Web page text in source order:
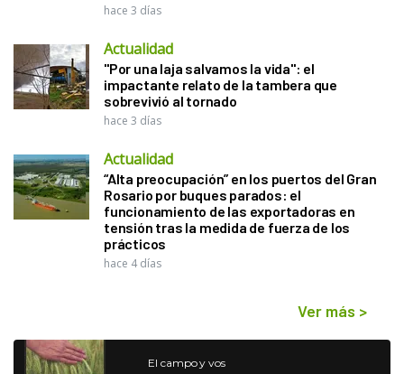
hace 3 días
Actualidad
"Por una laja salvamos la vida": el
impactante relato de la tambera que
sobrevivió al tornado
hace 3 días
Actualidad
“Alta preocupación” en los puertos del Gran
Rosario por buques parados: el
funcionamiento de las exportadoras en
tensión tras la medida de fuerza de los
prácticos
hace 4 días
Ver más >
El campo y vos